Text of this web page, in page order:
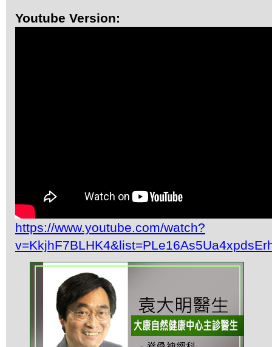
Youtube Version:
https://www.youtube.com/watch?